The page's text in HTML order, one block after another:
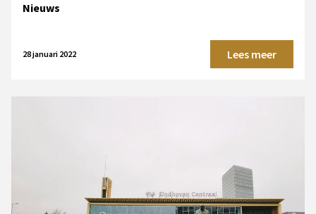
Nieuws
28 januari 2022 Lees meer